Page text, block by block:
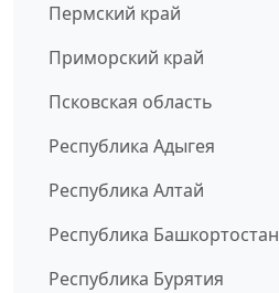
Пермский край
Приморский край
Псковская область
Республика Адыгея
Республика Алтай
Республика Башкортостан
Республика Бурятия